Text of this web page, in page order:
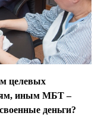
целевых
иным МБТ –
деньги?